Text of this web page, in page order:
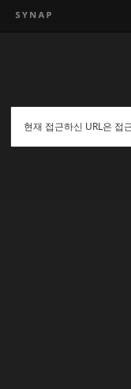
현재 접근하신 URL은 접